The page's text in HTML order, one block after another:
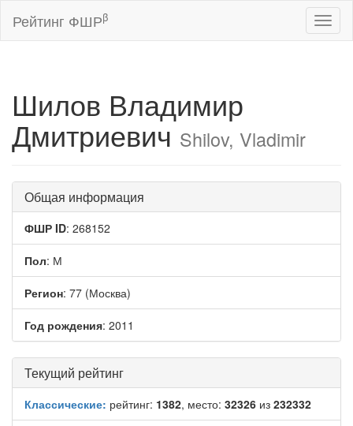
Рейтинг ФШРβ
Шилов Владимир
ДмитриевичShilov, Vladimir
Общая информация
ФШР ID: 268152
Пол: М
Регион: 77 (Москва)
Год рождения: 2011
Текущий рейтинг
Классические: рейтинг: 1382, место: 32326 из 232332